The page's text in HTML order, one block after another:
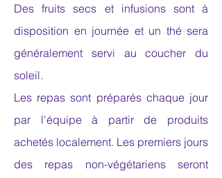
Des fruits secs et infusions sont à
disposition en journée et un thé sera
généralement servi au coucher du
soleil.
Les repas sont préparés chaque jour
par l'équipe à partir de produits
achetés localement. Les premiers jours
des repas non-végétariens seront